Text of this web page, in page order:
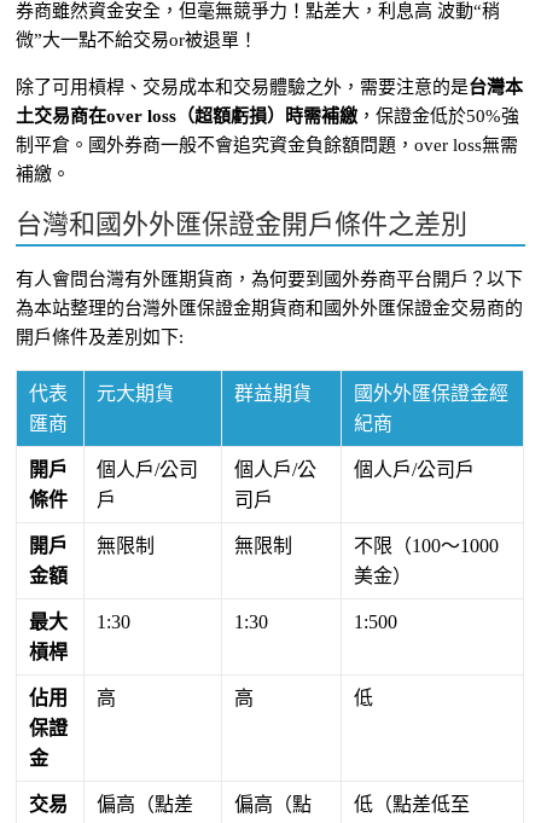
券商雖然資金安全，但毫無競爭力！點差大，利息高 波動“稍
微”大一點不給交易or被退單！
除了可用槓桿、交易成本和交易體驗之外，需要注意的是台灣本
土交易商在over loss（超額虧損）時需補繳 ，保證金低於50%強
制平倉。國外券商一般不會追究資金負餘額問題，over loss無需
補繳。
台灣和國外外匯保證金開戶條件之差別
有人會問台灣有外匯期貨商，為何要到國外券商平台開戶？以下
為本站整理的台灣外匯保證金期貨商和國外外匯保證金交易商的
開戶條件及差別如下:
代表
匯商
元大期貨 群益期貨
國外外匯保證金經
紀商
開戶
條件
個人戶/公司
戶
個人戶/公
司戶
個人戶/公司戶
開戶
金額
無限制 無限制
不限（100～1000
美金）
最大
槓桿
1:30 1:30 1:500
佔用
保證
金
高 高 低
交易
偏高（點差
偏高（點
低（點差低至